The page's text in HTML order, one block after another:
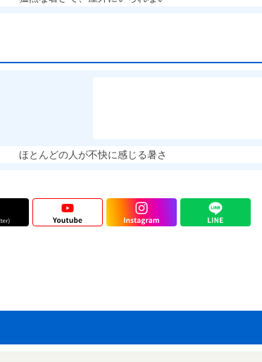
ほとんどの人が不快に感じる暑さ